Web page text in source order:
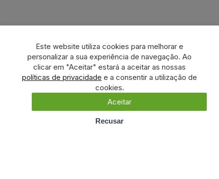
Este website utiliza cookies para melhorar e
personalizar a sua experiência de navegação. Ao
clicar em "Aceitar" estará a aceitar as nossas
políticas de privacidade e a consentir a utilização de
cookies.
Aceitar
Recusar